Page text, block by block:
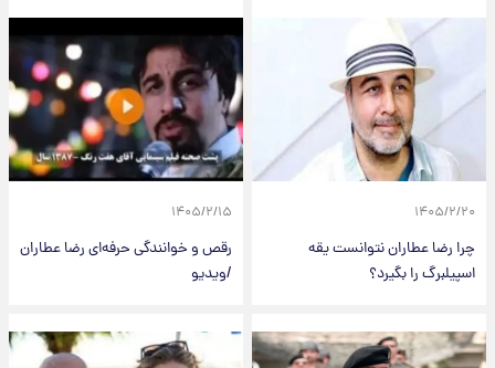
۱۴۰۵/۲/۲۰
چرا رضا عطاران نتوانست یقه
اسپیلبرگ را بگیرد؟
۱۴۰۵/۲/۱۵
رقص و خوانندگی حرفه‌ای رضا عطاران
/ویدیو